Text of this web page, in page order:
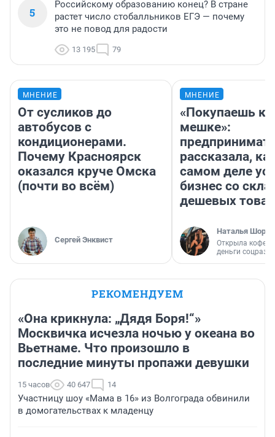
5
Российскому образованию конец? В стране
растет число стобалльников ЕГЭ — почему
это не повод для радости
13 195 79
МНЕНИЕ
От сусликов до
автобусов с
кондиционерами.
Почему Красноярск
оказался круче Омска
(почти во всём)
Сергей Энквист
МНЕНИЕ
«Покупаешь
мешке»:
рассказала,
самом деле
бизнес со
дешевых
Наталья
Открыла
деньги
РЕКОМЕНДУЕМ
«Она крикнула: „Дядя Боря!“»
Москвичка исчезла ночью у океана во
Вьетнаме. Что произошло в
последние минуты пропажи девушки
15 часов 40 647 14
Участницу шоу «Мама в 16» из Волгограда обвинили
в домогательствах к младенцу